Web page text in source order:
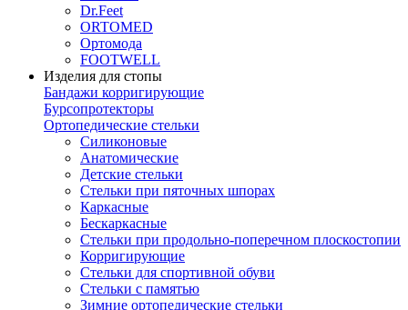
Dr.Feet
ORTOMED
Ортомода
FOOTWELL
Изделия для стопы
Бандажи корригирующие
Бурсопротекторы
Ортопедические стельки
Силиконовые
Анатомические
Детские стельки
Стельки при пяточных шпорах
Каркасные
Бескаркасные
Стельки при продольно-поперечном плоскостопии
Корригирующие
Стельки для спортивной обуви
Стельки с памятью
Зимние ортопедические стельки